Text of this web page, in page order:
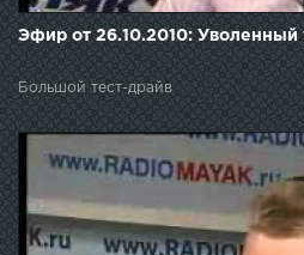
Эфир от 26.10.2010: Уволенный
Большой тест-драйв